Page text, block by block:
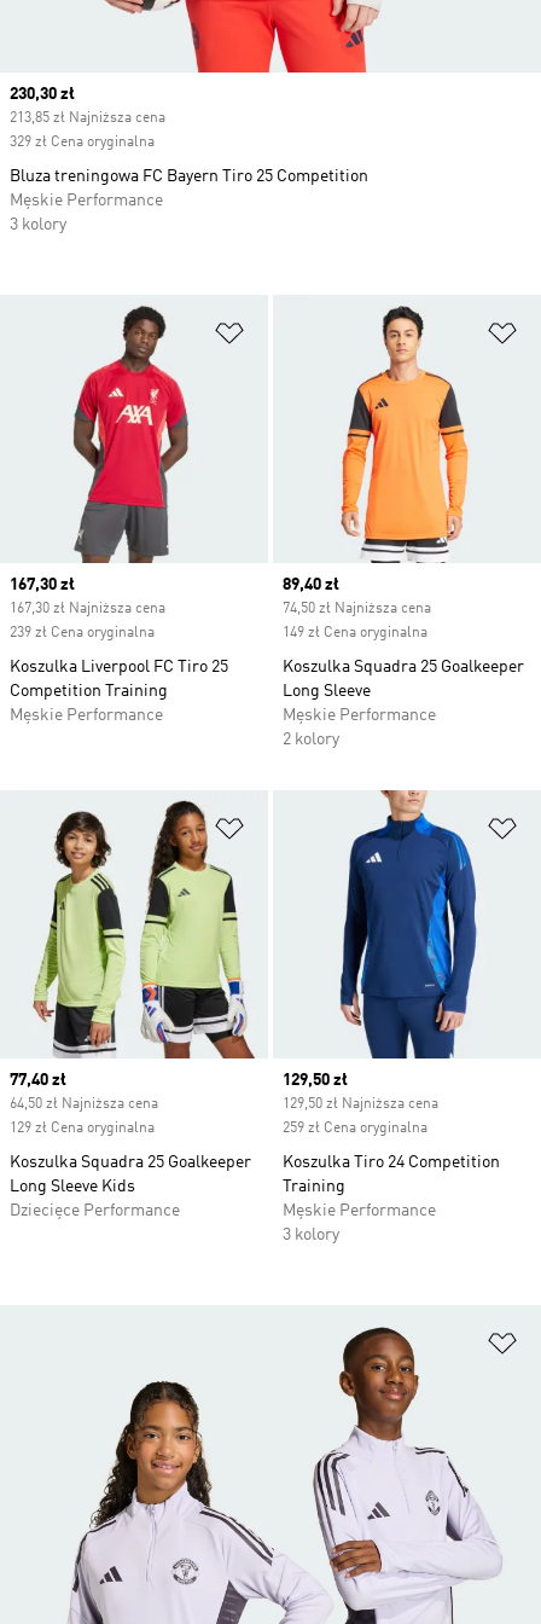
Dodaj do listy życzeń
Current price
167,30 zł
167,30 zł Najniższa cena
239 zł Cena oryginalna
Koszulka Liverpool FC Tiro 25
Competition Training
Męskie Performance
Current price
89,40 zł
74,50 zł Najniższa cena
149 zł Cena oryginalna
Koszulka Squadra 25 Goalkeeper
Long Sleeve
Męskie Performance
2 kolory
Dodaj do listy życzeń
Current price
77,40 zł
64,50 zł Najniższa cena
129 zł Cena oryginalna
Koszulka Squadra 25 Goalkeeper
Long Sleeve Kids
Dziecięce Performance
Current price
129,50 zł
129,50 zł Najniższa cena
259 zł Cena oryginalna
Koszulka Tiro 24 Competition
Training
Męskie Performance
3 kolory
Current price
230,30 zł
213,85 zł Najniższa cena
329 zł Cena oryginalna
Bluza treningowa FC Bayern Tiro 25 Competition
Męskie Performance
3 kolory